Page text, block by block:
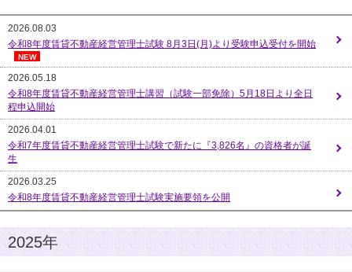
2026.08.03
令和8年度賃貸不動産経営管理士試験 8月3日(月)より受験申込受付を開始
NEW
2026.05.18
令和8年度賃貸不動産経営管理士講習（試験一部免除）5月18日より全日
程申込開始
2026.04.01
令和7年度賃貸不動産経営管理士試験で新たに『3,826名』の資格者が誕
生
2026.03.25
令和8年度賃貸不動産経営管理士試験実施要領を公開
2025年